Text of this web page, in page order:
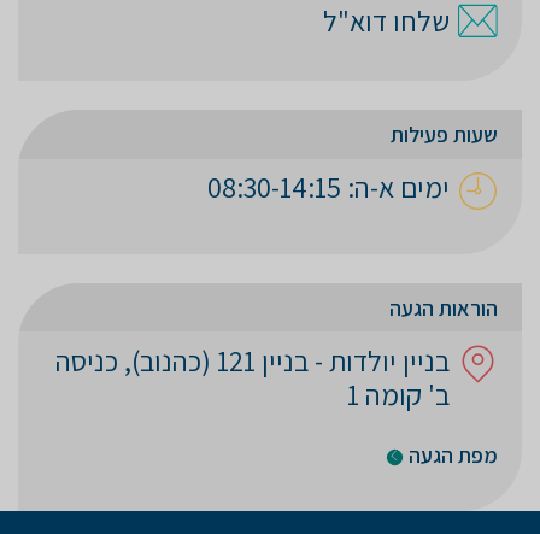
שלחו דוא"ל
שעות פעילות
ימים א-ה: 08:30-14:15
הוראות הגעה
בניין יולדות - בניין 121 (כהנוב), כניסה
ב' קומה 1
מפת הגעה